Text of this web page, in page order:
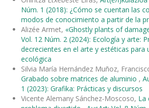
Núm. 1 (2018): ¿Cómo se cuentan las
modos de conocimiento a partir de la
Alizée Armet, «Ghostly plants of
Vol. 12 Núm. 2 (2024): Ecología y arte:
decrecientes en el arte y estéticas para
ecológica
Silvia María Hernández Muñoz,
Grabado sobre matrices de aluminio ,
1 (2023): Grafika: Prácticas y discursos
Vicente Alemany Sánchez-Moscoso, La